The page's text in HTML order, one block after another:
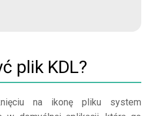
plik KDL?
na ikonę pliku system